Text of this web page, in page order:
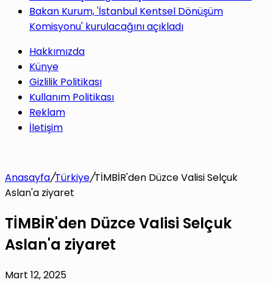
Bakan Kurum, 'İstanbul Kentsel Dönüşüm
Komisyonu' kurulacağını açıkladı
Hakkımızda
Künye
Gizlilik Politikası
Kullanım Politikası
Reklam
İletişim
Anasayfa/Türkiye/TİMBİR'den Düzce Valisi Selçuk
Aslan'a ziyaret
TİMBİR'den Düzce Valisi Selçuk
Aslan'a ziyaret
Mart 12, 2025